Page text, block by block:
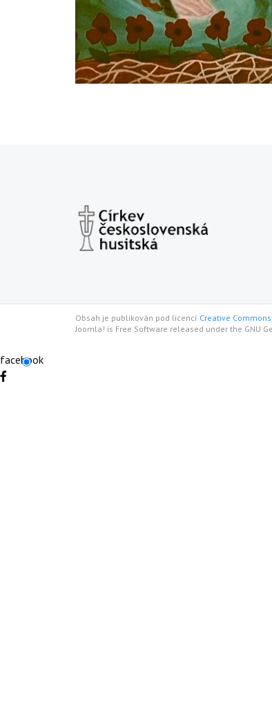
Obsah je publikován pod licencí Creative
Joomla! is Free Software released under the GNU
facebook